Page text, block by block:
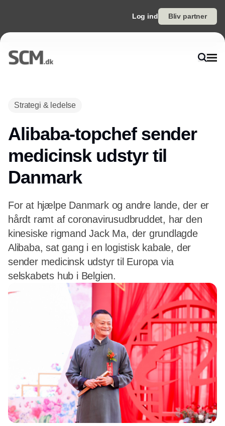
Log ind Bliv partner
Strategi & ledelse
Alibaba-topchef sender
medicinsk udstyr til
Danmark
For at hjælpe Danmark og andre lande, der er
hårdt ramt af coronavirusudbruddet, har den
kinesiske rigmand Jack Ma, der grundlagde
Alibaba, sat gang i en logistisk kabale, der
sender medicinsk udstyr til Europa via
selskabets hub i Belgien.